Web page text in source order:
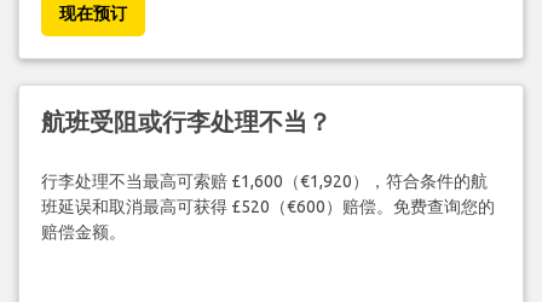
现在预订
航班受阻或行李处理不当？
行李处理不当最高可索赔 £1,600（€1,920），符合条件的航
班延误和取消最高可获得 £520（€600）赔偿。免费查询您的
赔偿金额。